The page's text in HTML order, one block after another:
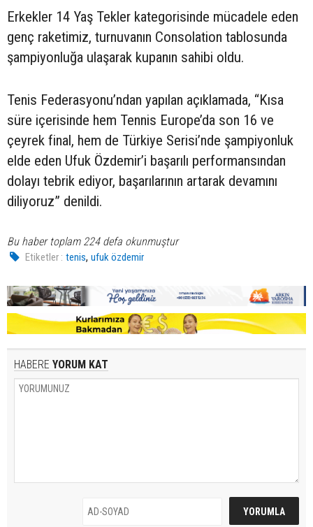
Erkekler 14 Yaş Tekler kategorisinde mücadele eden
genç raketimiz, turnuvanın Consolation tablosunda
şampiyonluğa ulaşarak kupanın sahibi oldu.
Tenis Federasyonu’ndan yapılan açıklamada, “Kısa
süre içerisinde hem Tennis Europe’da son 16 ve
çeyrek final, hem de Türkiye Serisi’nde şampiyonluk
elde eden Ufuk Özdemir’i başarılı performansından
dolayı tebrik ediyor, başarılarının artarak devamını
diliyoruz” denildi.
Bu haber toplam 224 defa okunmuştur
Etiketler : tenis,ufuk özdemir
HABERE YORUM KAT